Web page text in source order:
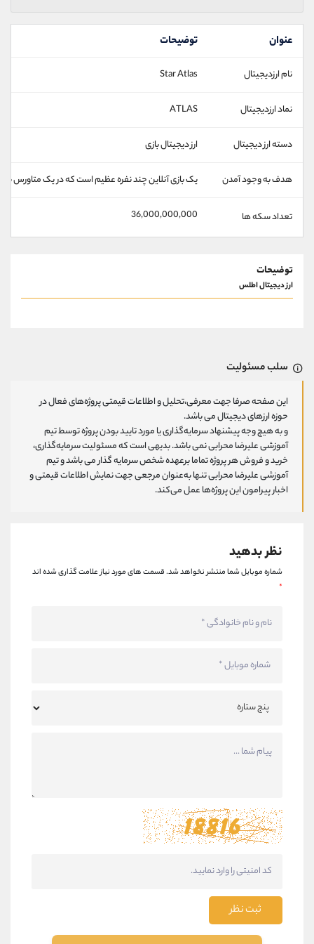
عنوان توضیحات
نام ارزدیجیتال Star Atlas
نماد ارزدیجیتال ATLAS
دسته ارز دیجیتال ارز دیجیتال بازی
هدف به وجود آمدن یک بازی آنلاین چند نفره عظیم است که در یک متاورس
تعداد سکه ها 36,000,000,000
توضیحات
ارز دیجیتال اطلس
سلب مسئولیت
این صفحه صرفا جهت معرفی،تحلیل و اطلاعات قیمتی پروژه‌های فعال در
حوزه ارزهای دیجیتال می باشد.
و به هیچ وجه پیشنهاد سرمایه‌گذاری یا مورد تایید بودن پروژه توسط تیم
آموزشی علیرضا محرابی نمی باشد. بدیهی است که مسئولیت سرمایه‌گذاری،
خرید و فروش هر پروژه تماما برعهده شخص سرمایه گذار می باشد و تیم
آموزشی علیرضا محرابی تنها به‌عنوان مرجعی جهت نمایش اطلاعات قیمتی و
اخبار پیرامون این پروژه‌‌ها عمل می‌کند.
نظر بدهید
شماره موبایل شما منتشر نخواهد شد.قسمت های مورد نیاز علامت گذاری شده اند
*
ثبت نظر